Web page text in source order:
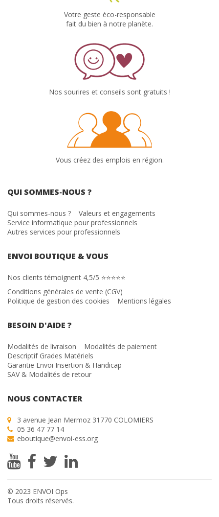
Votre geste éco-responsable
fait du bien à notre planète.
Nos sourires et conseils sont gratuits !
Vous créez des emplois en région.
QUI SOMMES-NOUS ?
Qui sommes-nous ?
Valeurs et engagements
Service informatique pour professionnels
Autres services pour professionnels
ENVOI BOUTIQUE & VOUS
Nos clients témoignent 4,5/5 ⭐⭐⭐⭐⭐
Conditions générales de vente (CGV)
Politique de gestion des cookies
Mentions légales
BESOIN D'AIDE ?
Modalités de livraison
Modalités de paiement
Descriptif Grades Matériels
Garantie Envoi Insertion & Handicap
SAV & Modalités de retour
NOUS CONTACTER
3 avenue Jean Mermoz 31770 COLOMIERS
05 36 47 77 14
eboutique@envoi-ess.org
© 2023 ENVOI Ops
Tous droits réservés.